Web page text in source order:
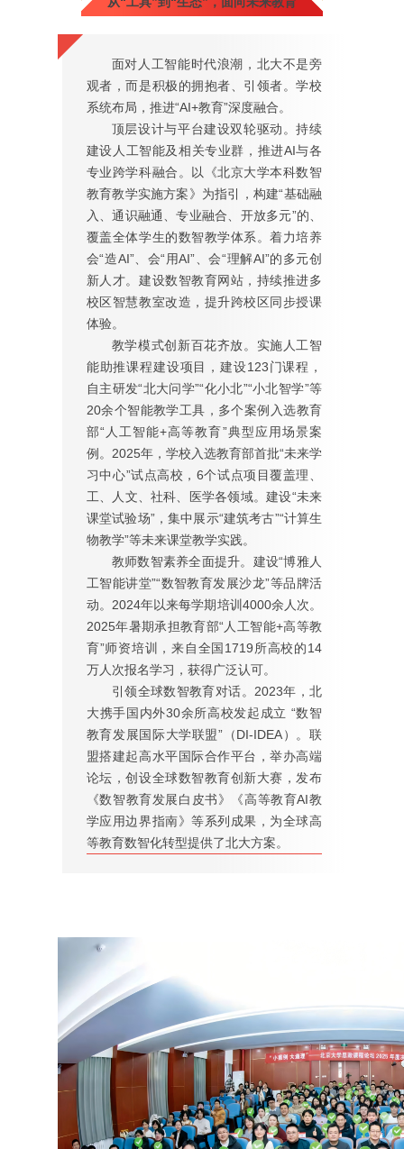
面对人工智能时代浪潮，北大不是旁
观者，而是积极的拥抱者、引领者。学校
系统布局，推进“AI+教育”深度融合。
顶层设计与平台建设双轮驱动。持续
建设人工智能及相关专业群，推进AI与各
专业跨学科融合。以《北京大学本科数智
教育教学实施方案》为指引，构建“基础融
入、通识融通、专业融合、开放多元”的、
覆盖全体学生的数智教学体系。着力培养
会“造AI”、会“用AI”、会“理解AI”的多元创
新人才。建设数智教育网站，持续推进多
校区智慧教室改造，提升跨校区同步授课
体验。
教学模式创新百花齐放。实施人工智
能助推课程建设项目，建设123门课程，
自主研发“北大问学”“化小北”“小北智学”等
20余个智能教学工具，多个案例入选教育
部“人工智能+高等教育”典型应用场景案
例。2025年，学校入选教育部首批“未来学
习中心”试点高校，6个试点项目覆盖理、
工、人文、社科、医学各领域。建设“未来
课堂试验场”，集中展示“建筑考古”“计算生
物教学”等未来课堂教学实践。
教师数智素养全面提升。建设“博雅人
工智能讲堂”“数智教育发展沙龙”等品牌活
动。2024年以来每学期培训4000余人次。
2025年暑期承担教育部“人工智能+高等教
育”师资培训，来自全国1719所高校的14
万人次报名学习，获得广泛认可。
引领全球数智教育对话。2023年，北
大携手国内外30余所高校发起成立 “数智
教育发展国际大学联盟”（DI-IDEA）。联
盟搭建起高水平国际合作平台，举办高端
论坛，创设全球数智教育创新大赛，发布
《数智教育发展白皮书》《高等教育AI教
学应用边界指南》等系列成果，为全球高
等教育数智化转型提供了北大方案。